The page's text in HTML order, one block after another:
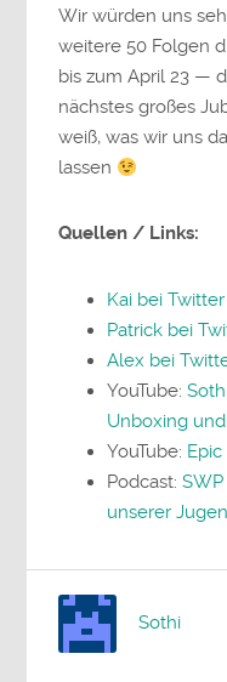
Wir würden uns
weitere 50 Folgen
bis zum April 23 —
nächstes großes
weiß, was wir uns
lassen
Quellen / Links:
Kai bei Twitter
Patrick bei
Alex bei
YouTube:
Unboxing
YouTube:
Podcast:
unserer
Sothi